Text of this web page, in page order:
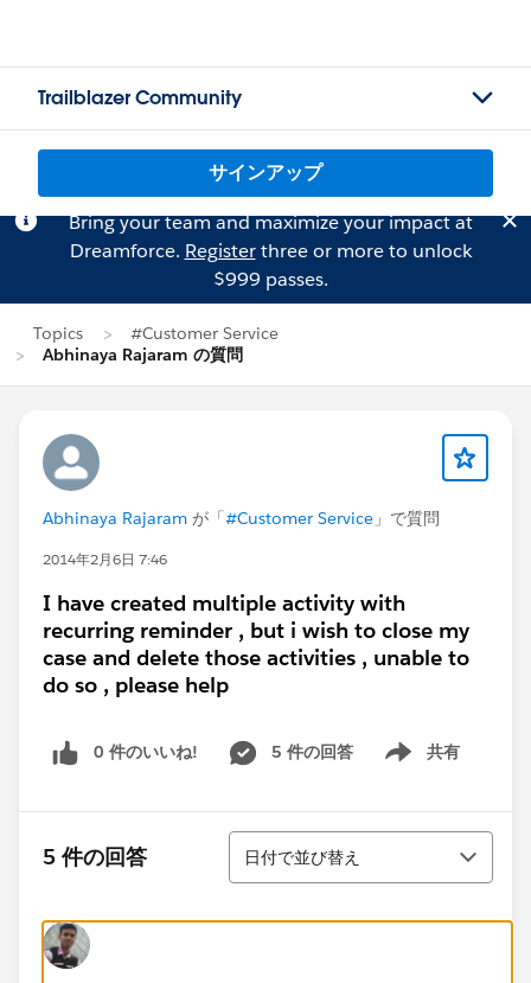
Trailblazer Community
サインアップ
Bring your team and maximize your impact at
Dreamforce. Registerthree or more to unlock
$999 passes.
Topics
#Customer Service
Abhinaya Rajaram の質問
Abhinaya Rajaram が「#Customer Service 」で質問
2014年2月6日 7:46
I have created multiple activity with
recurring reminder , but i wish to close my
case and delete those activities , unable to
do so , please help
0 件のいいね! 5 件の回答 共有
Show menu
5 件の回答
並び替え
日付で並び替え